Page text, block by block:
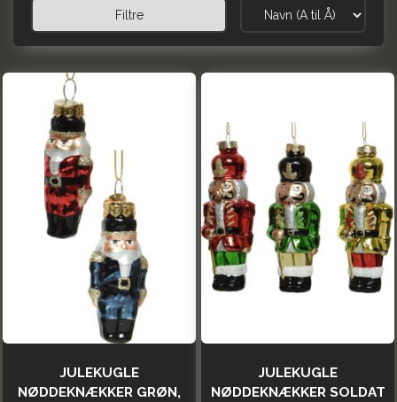
Filtre
JULEKUGLE
NØDDEKNÆKKER GRØN,
JULEKUGLE
NØDDEKNÆKKER SOLDAT